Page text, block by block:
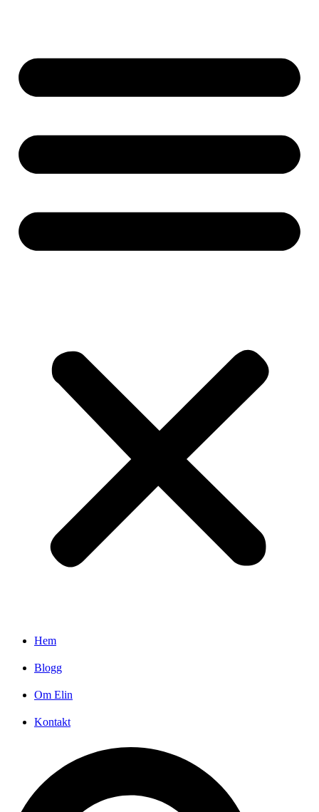
Hem
Blogg
Om Elin
Kontakt